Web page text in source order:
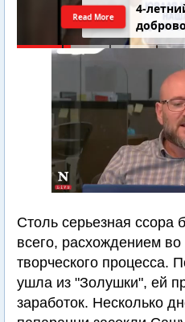
4-
Read More
Столь серьезная
всего, расхождением
творческого процесса.
ушла из "Золушки", ей
заработок. Несколько